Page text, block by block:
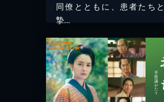
同僚とともに、患者たち
摯...